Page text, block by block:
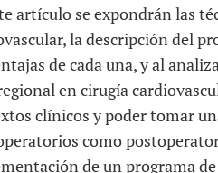
artículo se expondrán las
la descripción del
de cada una, y al
en cirugía
clínicos y poder tomar
como
de un programa